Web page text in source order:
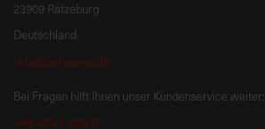
23909 Ratzeburg
Deutschland
info@bat-agrar.de
Bei Fragen hilft Ihnen unser Kundenservice weiter:
+49 4541 806 0